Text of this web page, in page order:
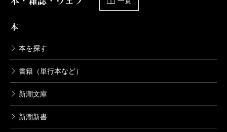
本
本を探す
書籍（単行本など）
新潮文庫
新潮新書